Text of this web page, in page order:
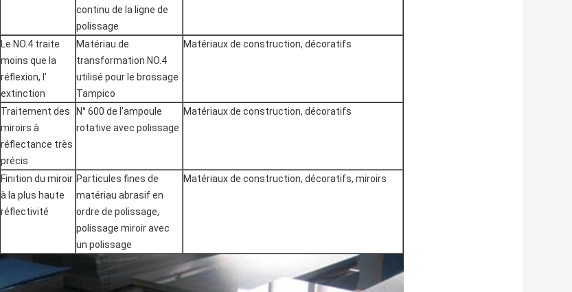
continu de la ligne de
polissage
Le NO.4 traite
moins que la
réflexion, l'
extinction
Matériau de
transformation NO.4
utilisé pour le brossage
Tampico
Matériaux de construction, décoratifs
Traitement des
miroirs à
réflectance très
précis
N° 600 de l'ampoule
rotative avec polissage
Matériaux de construction, décoratifs
Finition du miroir
à la plus haute
réflectivité
Particules fines de
matériau abrasif en
ordre de polissage,
polissage miroir avec
un polissage
Matériaux de construction, décoratifs, miroirs